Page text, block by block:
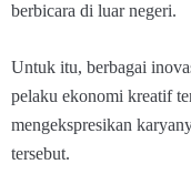
berbicara di luar negeri.
Untuk itu, berbagai
pelaku ekonomi kreatif
mengekspresikan
tersebut.